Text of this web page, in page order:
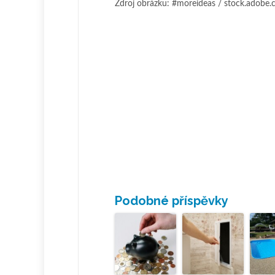
Zdroj obrázku: #moreideas /
Podobné příspěvky